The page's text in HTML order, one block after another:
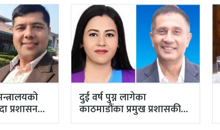
प्रशासनका
दुई वर्ष पुग्न लागेका
काठमाडौंका प्रमुख प्रशासकीय
अधिकृत गुरागाईं अवकाशमा,…